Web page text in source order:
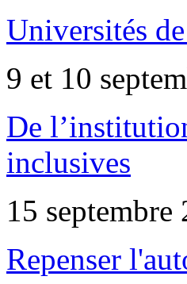
Universités
9 et 10
De
inclusives
15
Repenser